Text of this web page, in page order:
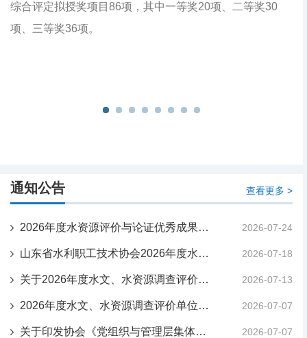
综合评定拟授奖项目86项，其中一等奖20项、二等奖30
项、三等奖36项。
通知公告 查看更多 >
2026年度水资源评价与论证优秀成果奖评选结果的公告 鲁水技协[2026]18号 2026-07-24
山东省水利职工技术协会2026年度水资源评价与论证优秀成果奖评选结果公示 2026-07-18
关于2026年度水文、水资源调查评价单位从业水平评价结果的公告 鲁水技协[2026]17号 2026-07-13
2026年度水文、水资源调查评价单位从业水平评价专家评审结果公示 2026-07-07
关于印发协会《党组织与管理层集体学习及工作会商制度》《党建工作制度》等11项制度的通知 鲁水技协〔2026〕16号 2026-07-07